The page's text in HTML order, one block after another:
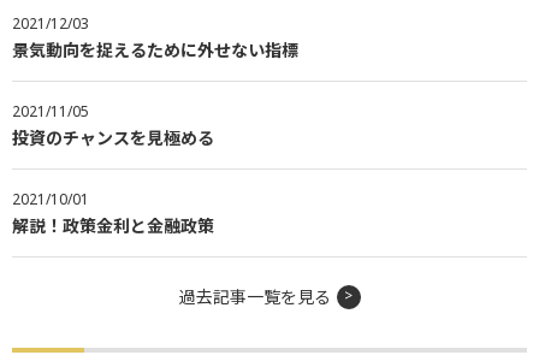
2021/12/03
景気動向を捉えるために外せない指標
2021/11/05
投資のチャンスを見極める
2021/10/01
解説！政策金利と金融政策
過去記事一覧を見る